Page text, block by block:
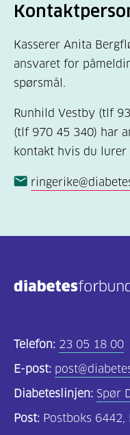
Kasserer Anita
ansvaret for
spørsmål.
Runhild Vestby (tlf
(tlf 970 45 340) har
kontakt hvis du lurer
Telefon: 23 05 18 00
E-post:
Diabeteslinjen: Spør
Post: Postboks 6442,